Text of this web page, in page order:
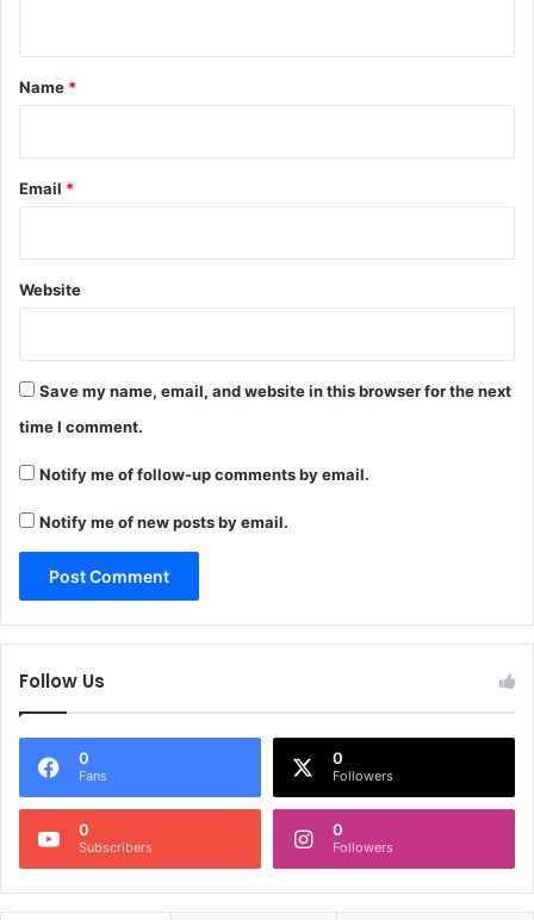
*
Name *
Email *
Website
Save my name, email, and website in this browser for the next
time I comment.
Notify me of follow-up comments by email.
Notify me of new posts by email.
Follow Us
0
Fans
0
Followers
0
Subscribers
0
Followers